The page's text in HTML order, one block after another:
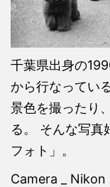
千葉県出身の
から行なってい
景色を撮ったり
る。 そんな写真
フォト」。
Camera _